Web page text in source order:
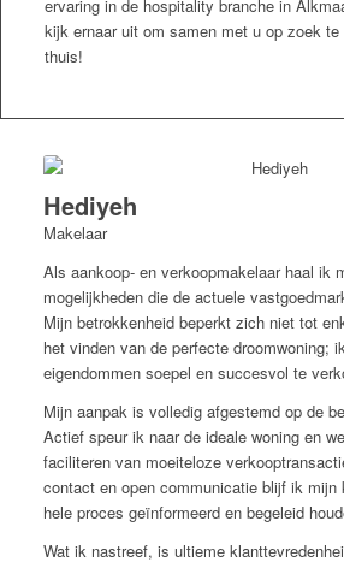
ervaring in de hospitality branche in
kijk ernaar uit om samen met u op zoek te
thuis!
Hediyeh
Makelaar
Als aankoop- en verkoopmakelaar haal ik
mogelijkheden die de actuele
Mijn betrokkenheid beperkt zich niet tot
het vinden van de perfecte droomwoning;
eigendommen soepel en succesvol te
Mijn aanpak is volledig afgestemd op de
Actief speur ik naar de ideale woning en
faciliteren van moeiteloze
contact en open communicatie blijf ik mijn
hele proces geïnformeerd en begeleid
Wat ik nastreef, is ultieme